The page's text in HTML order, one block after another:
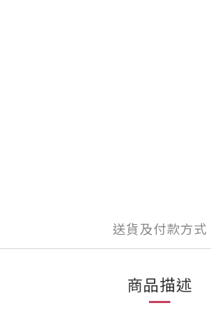
送貨及付款方式
商品描述